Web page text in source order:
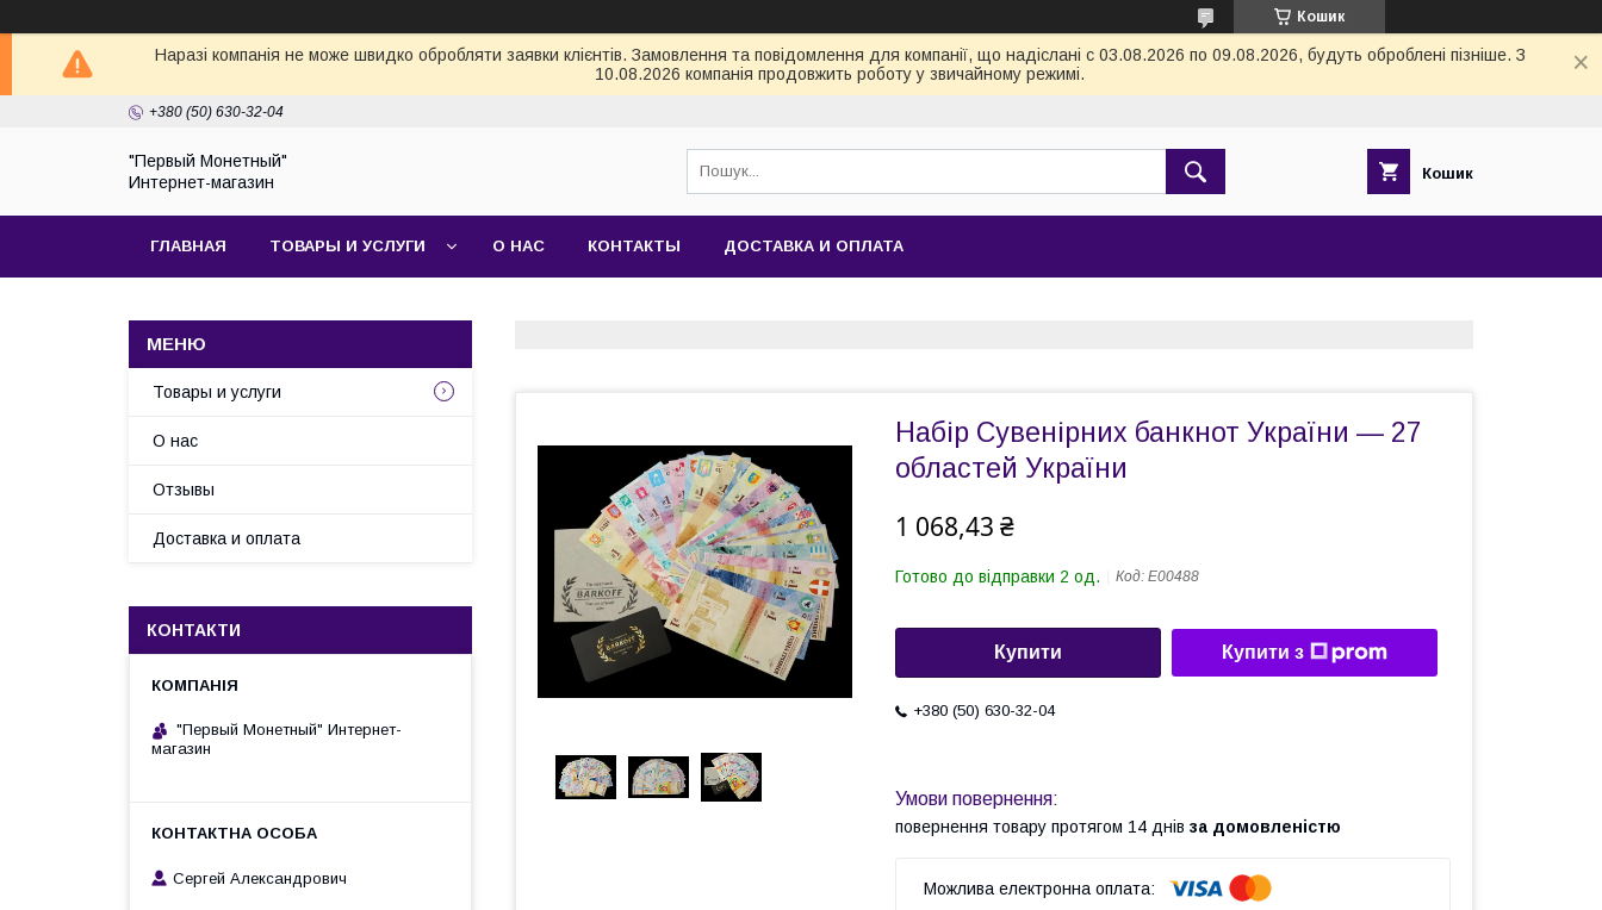
Кошик
Наразі компанія не може швидко обробляти заявки клієнтів. Замовлення та повідомлення для компанії, що надіслані с 03.08.2026 по 09.08.2026, будуть оброблені пізніше. З
10.08.2026 компанія продовжить роботу у звичайному режимі.
+380 (50) 630-32-04
"Первый Монетный"
Интернет-магазин
Кошик
ГЛАВНАЯ ТОВАРЫ И УСЛУГИ О НАС КОНТАКТЫ ДОСТАВКА И ОПЛАТА
Набір Сувенірних банкнот України — 27
областей України
1 068,43 ₴
Готово до відправки 2 од. Код: Е00488
Купити Купити з
+380 (50) 630-32-04
повернення товару протягом 14 днів за домовленістю
Товары и услуги
О нас
Отзывы
Доставка и оплата
КОНТАКТИ
"Первый Монетный" Интернет-
магазин
Сергей Александрович